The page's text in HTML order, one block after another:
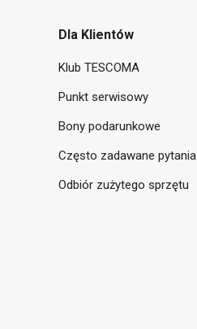
Dla Klientów
Klub TESCOMA
Punkt serwisowy
Bony podarunkowe
Często zadawane pytania
Odbiór zużytego sprzętu